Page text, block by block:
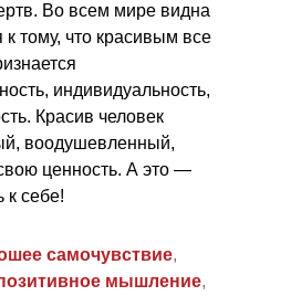
Во всем мире видна
к тому, что красивым все
индивидуальность,
Красив человек
воодушевленный,
ценность. А это —
к себе!
самочувствие,
мышление,